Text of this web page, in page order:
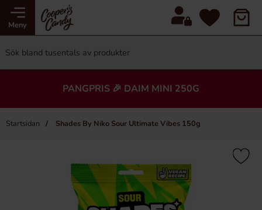
Meny
PANGPRIS 🎉 DAIM MINI 250G
Startsidan Shades By Niko Sour Ultimate Vibes 150g